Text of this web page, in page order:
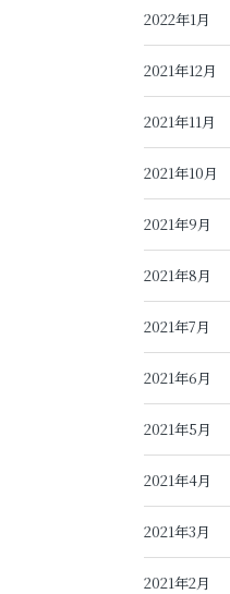
2022年1月
2021年12月
2021年11月
2021年10月
2021年9月
2021年8月
2021年7月
2021年6月
2021年5月
2021年4月
2021年3月
2021年2月